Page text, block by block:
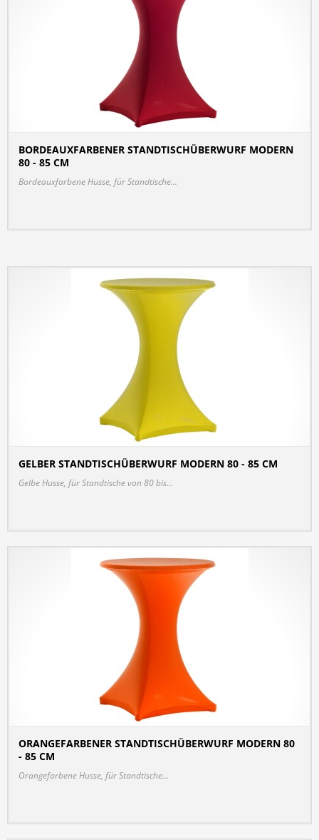
BORDEAUXFARBENER STANDTISCHÜBERWURF MODERN
80 - 85 CM
Bordeauxfarbene Husse, für Standtische...
GELBER STANDTISCHÜBERWURF MODERN 80 - 85 CM
Gelbe Husse, für Standtische von 80 bis...
ORANGEFARBENER STANDTISCHÜBERWURF MODERN 80
- 85 CM
Orangefarbene Husse, für Standtische...